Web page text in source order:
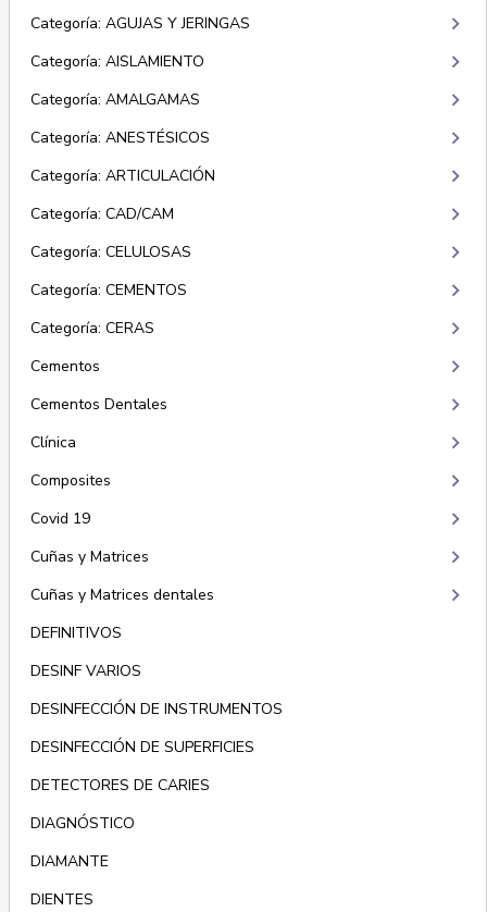
Categoría: AGUJAS Y JERINGAS keyboard_arrow_right
Categoría: AISLAMIENTO keyboard_arrow_right
Categoría: AMALGAMAS keyboard_arrow_right
Categoría: ANESTÉSICOS keyboard_arrow_right
Categoría: ARTICULACIÓN keyboard_arrow_right
Categoría: CAD/CAM keyboard_arrow_right
Categoría: CELULOSAS keyboard_arrow_right
Categoría: CEMENTOS keyboard_arrow_right
Categoría: CERAS keyboard_arrow_right
Cementos keyboard_arrow_right
Cementos Dentales keyboard_arrow_right
Clínica keyboard_arrow_right
Composites keyboard_arrow_right
Covid 19 keyboard_arrow_right
Cuñas y Matrices keyboard_arrow_right
Cuñas y Matrices dentales keyboard_arrow_right
DEFINITIVOS
DESINF VARIOS
DESINFECCIÓN DE INSTRUMENTOS
DESINFECCIÓN DE SUPERFICIES
DETECTORES DE CARIES
DIAGNÓSTICO
DIAMANTE
DIENTES